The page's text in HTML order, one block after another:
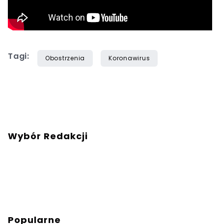
Tagi: Obostrzenia Koronawirus
Wybór Redakcji
Popularne